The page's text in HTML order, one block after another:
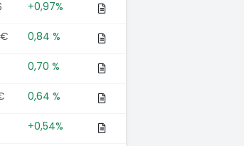
+0,97%
0,84 %
0,70 %
0,64 %
+0,54%